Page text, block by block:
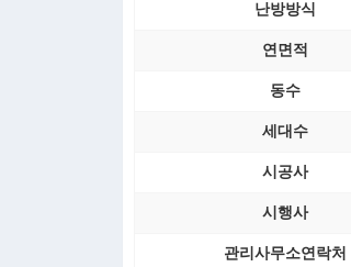
난방방식
연면적
동수
세대수
시공사
시행사
관리사무소연락처